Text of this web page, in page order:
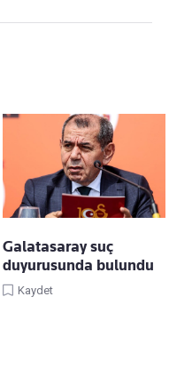
Galatasaray suç
duyurusunda bulundu
Kaydet